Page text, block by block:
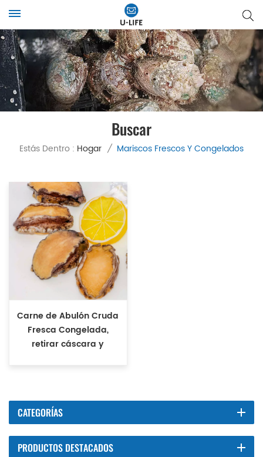
Buscar
Estás Dentro : Hogar / Mariscos Frescos Y Congelados
Carne de Abulón Cruda
Fresca Congelada,
retirar cáscara y
CATEGORÍAS
PRODUCTOS DESTACADOS